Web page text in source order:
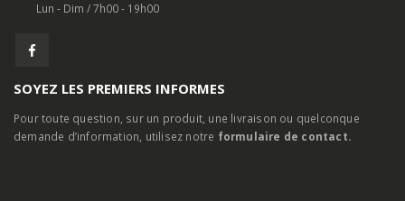
Lun - Dim / 7h00 - 19h00
SOYEZ LES PREMIERS INFORMES
Pour toute question, sur un produit, une livraison ou quelconque
demande d’information, utilisez notre formulaire de contact.